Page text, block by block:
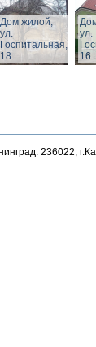
Дом жилой,
ул.
Госпитальная,
18
ул.
16
236022,